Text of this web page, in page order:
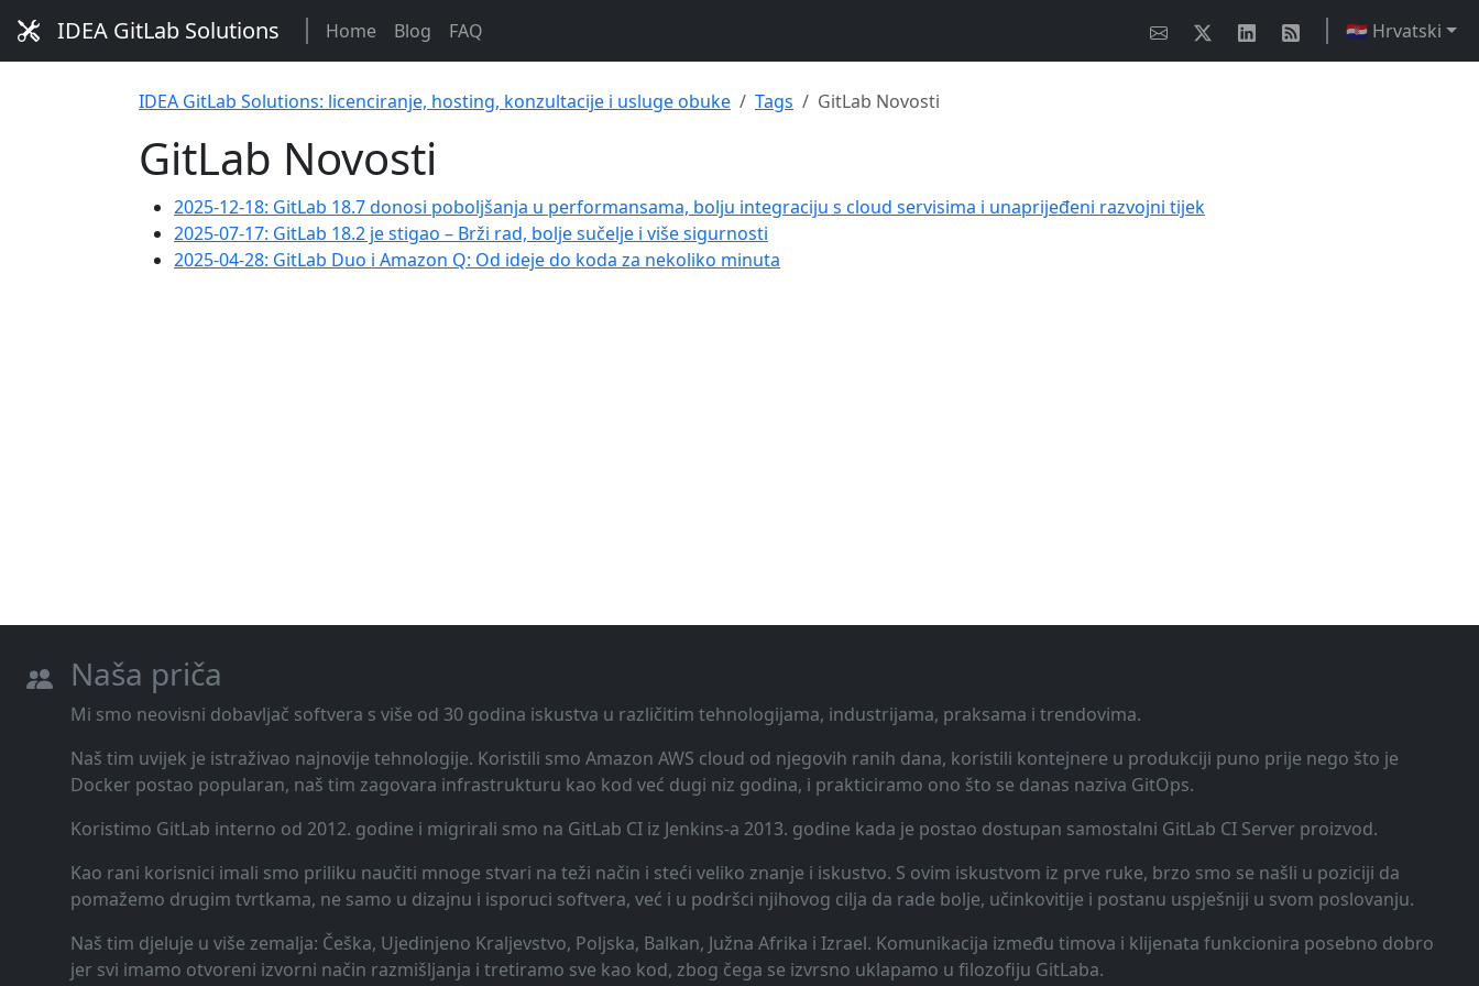
IDEA GitLab Solutions Home Blog FAQ 🇭🇷 Hrvatski
IDEA GitLab Solutions: licenciranje, hosting, konzultacije i usluge obuke Tags GitLab Novosti
GitLab Novosti
2025-12-18: GitLab 18.7 donosi poboljšanja u performansama, bolju integraciju s cloud servisima i unaprijeđeni razvojni tijek
2025-07-17: GitLab 18.2 je stigao – Brži rad, bolje sučelje i više sigurnosti
2025-04-28: GitLab Duo i Amazon Q: Od ideje do koda za nekoliko minuta
Naša priča
Mi smo neovisni dobavljač softvera s više od 30 godina iskustva u različitim tehnologijama, industrijama, praksama i trendovima.
Naš tim uvijek je istraživao najnovije tehnologije. Koristili smo Amazon AWS cloud od njegovih ranih dana, koristili kontejnere u produkciji puno prije nego što je
Docker postao popularan, naš tim zagovara infrastrukturu kao kod već dugi niz godina, i prakticiramo ono što se danas naziva GitOps.
Koristimo GitLab interno od 2012. godine i migrirali smo na GitLab CI iz Jenkins-a 2013. godine kada je postao dostupan samostalni GitLab CI Server proizvod.
Kao rani korisnici imali smo priliku naučiti mnoge stvari na teži način i steći veliko znanje i iskustvo. S ovim iskustvom iz prve ruke, brzo smo se našli u poziciji da
pomažemo drugim tvrtkama, ne samo u dizajnu i isporuci softvera, već i u podršci njihovog cilja da rade bolje, učinkovitije i postanu uspješniji u svom poslovanju.
Naš tim djeluje u više zemalja: Češka, Ujedinjeno Kraljevstvo, Poljska, Balkan, Južna Afrika i Izrael. Komunikacija između timova i klijenata funkcionira posebno dobro
jer svi imamo otvoreni izvorni način razmišljanja i tretiramo sve kao kod, zbog čega se izvrsno uklapamo u filozofiju GitLaba.